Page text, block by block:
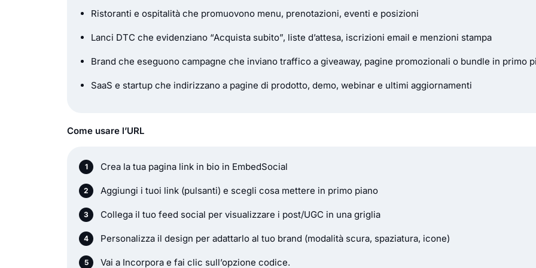
Ristoranti e ospitalità che promuovono menu, prenotazioni, eventi e posizioni
Lanci DTC che evidenziano “Acquista subito”, liste d’attesa, iscrizioni email e menzioni stampa
Brand che eseguono campagne che inviano traffico a giveaway, pagine promozionali o bundle in primo
SaaS e startup che indirizzano a pagine di prodotto, demo, webinar e ultimi aggiornamenti
Come usare l’URL
Crea la tua pagina link in bio in EmbedSocial
Aggiungi i tuoi link (pulsanti) e scegli cosa mettere in primo piano
Collega il tuo feed social per visualizzare i post/UGC in una griglia
Personalizza il design per adattarlo al tuo brand (modalità scura, spaziatura, icone)
Vai a Incorpora e fai clic sull’opzione codice.